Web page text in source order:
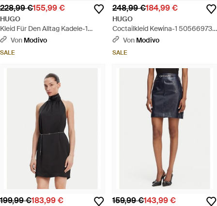
228,99 €155,99 €
HUGO
Kleid Für Den Alltag Kadele-1
50547704 Regular Fit - Schwarz
Von Modivo
SALE
248,99 €184,99 €
HUGO
Coctailkleid Kewina-1 50566973
Écru Slim Fit - Weiß
Von Modivo
SALE
199,99 €183,99 € 159,99 €143,99 €